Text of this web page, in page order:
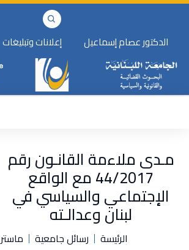
الدكتور عصام إسماعيل إعلانات وتبليغات
مـدى ملاءمة القانـون رقم
44/2017 مع الواقع
الإجتماعي والسياسي في
لبنان وعدالـته
الرئيسة رسائل جامعية ماستر 2023